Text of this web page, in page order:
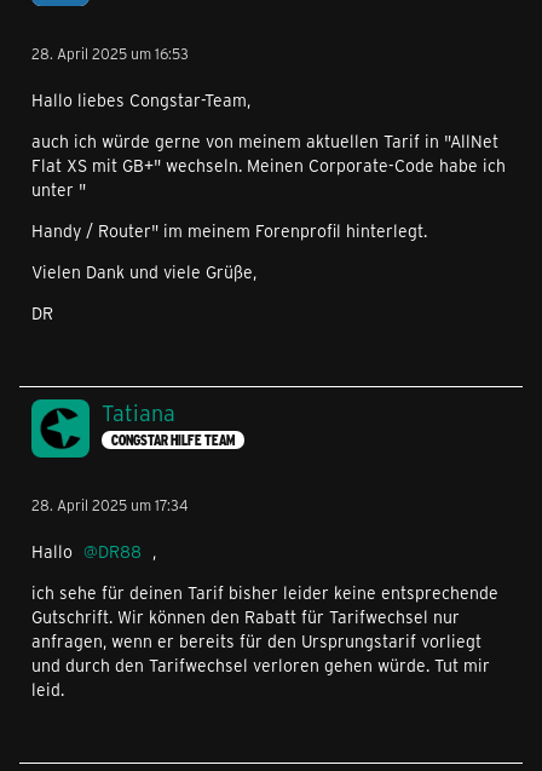
28. April 2025 um 16:53
Hallo liebes Congstar-Team,
auch ich würde gerne von meinem aktuellen Tarif in "AllNet
Flat XS mit GB+" wechseln. Meinen Corporate-Code habe ich
unter "
Handy / Router" im meinem Forenprofil hinterlegt.
Vielen Dank und viele Grüße,
DR
Tatiana
CONGSTAR HILFE TEAM
28. April 2025 um 17:34
Hallo DR88 ,
ich sehe für deinen Tarif bisher leider keine entsprechende
Gutschrift. Wir können den Rabatt für Tarifwechsel nur
anfragen, wenn er bereits für den Ursprungstarif vorliegt
und durch den Tarifwechsel verloren gehen würde. Tut mir
leid.